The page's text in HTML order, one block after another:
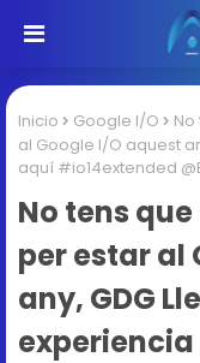
Inicio Google I/O
al Google I/O aquest
aquí #io14extended
No tens
per estar al
any, GDG